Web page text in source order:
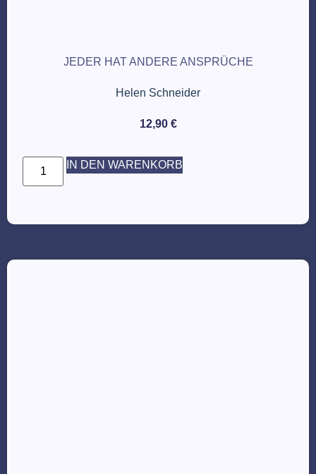
JEDER HAT ANDERE ANSPRÜCHE
Helen Schneider
12,90 €
IN DEN WARENKORB